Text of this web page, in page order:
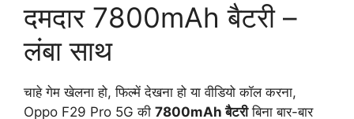
दमदार 7800mAh बैटरी –
लंबा साथ
चाहे गेम खेलना हो, फिल्में देखना हो या वीडियो कॉल करना,
Oppo F29 Pro 5G की 7800mAh बैटरीबिना बार-बार